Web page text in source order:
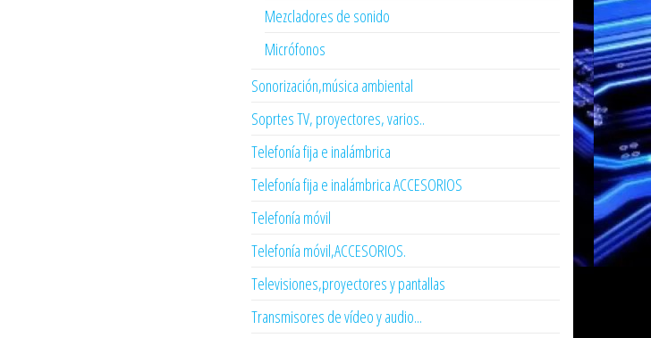
Mezcladores de sonido
Micrófonos
Sonorización,música ambiental
Soprtes TV, proyectores, varios..
Telefonía fija e inalámbrica
Telefonía fija e inalámbrica ACCESORIOS
Telefonía móvil
Telefonía móvil,ACCESORIOS.
Televisiones,proyectores y pantallas
Transmisores de vídeo y audio...